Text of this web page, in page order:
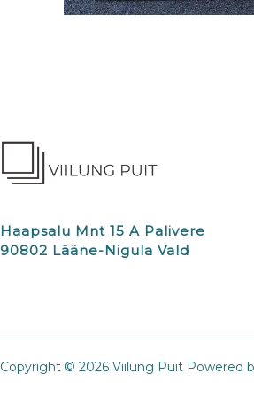
Haapsalu Mnt 15 A Palivere
90802 Lääne-Nigula Vald
Copyright © 2026 Viilung Puit Powered